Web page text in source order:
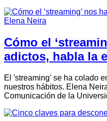
Cómo el
adictos, habla la
El 'streaming' se ha colado
nuestros hábitos. Elena
Comunicación de la